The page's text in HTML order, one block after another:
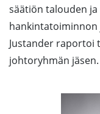
säätiön talouden
Justander raportoi
johtoryhmän jäsen.